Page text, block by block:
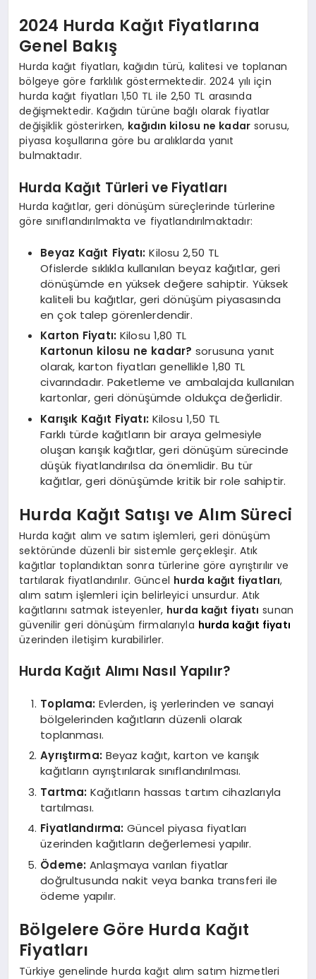
2024 Hurda Kağıt Fiyatlarına
Genel Bakış
Hurda kağıt fiyatları, kağıdın türü, kalitesi ve toplanan
bölgeye göre farklılık göstermektedir. 2024 yılı için
hurda kağıt fiyatları 1,50 TL ile 2,50 TL arasında
değişmektedir. Kağıdın türüne bağlı olarak fiyatlar
değişiklik gösterirken, kağıdın kilosu ne kadar sorusu,
piyasa koşullarına göre bu aralıklarda yanıt
bulmaktadır.
Hurda Kağıt Türleri ve Fiyatları
Hurda kağıtlar, geri dönüşüm süreçlerinde türlerine
göre sınıflandırılmakta ve fiyatlandırılmaktadır:
Beyaz Kağıt Fiyatı: Kilosu 2,50 TL
Ofislerde sıklıkla kullanılan beyaz kağıtlar, geri
dönüşümde en yüksek değere sahiptir. Yüksek
kaliteli bu kağıtlar, geri dönüşüm piyasasında
en çok talep görenlerdendir.
Karton Fiyatı: Kilosu 1,80 TL
Kartonun kilosu ne kadar? sorusuna yanıt
olarak, karton fiyatları genellikle 1,80 TL
civarındadır. Paketleme ve ambalajda kullanılan
kartonlar, geri dönüşümde oldukça değerlidir.
Karışık Kağıt Fiyatı: Kilosu 1,50 TL
Farklı türde kağıtların bir araya gelmesiyle
oluşan karışık kağıtlar, geri dönüşüm sürecinde
düşük fiyatlandırılsa da önemlidir. Bu tür
kağıtlar, geri dönüşümde kritik bir role sahiptir.
Hurda Kağıt Satışı ve Alım Süreci
Hurda kağıt alım ve satım işlemleri, geri dönüşüm
sektöründe düzenli bir sistemle gerçekleşir. Atık
kağıtlar toplandıktan sonra türlerine göre ayrıştırılır ve
tartılarak fiyatlandırılır. Güncel hurda kağıt fiyatları,
alım satım işlemleri için belirleyici unsurdur. Atık
kağıtlarını satmak isteyenler, hurda kağıt fiyatı sunan
güvenilir geri dönüşüm firmalarıyla hurda kağıt fiyatı
üzerinden iletişim kurabilirler.
Hurda Kağıt Alımı Nasıl Yapılır?
Toplama: Evlerden, iş yerlerinden ve sanayi
bölgelerinden kağıtların düzenli olarak
toplanması.
Ayrıştırma: Beyaz kağıt, karton ve karışık
kağıtların ayrıştırılarak sınıflandırılması.
Tartma: Kağıtların hassas tartım cihazlarıyla
tartılması.
Fiyatlandırma: Güncel piyasa fiyatları
üzerinden kağıtların değerlemesi yapılır.
Ödeme: Anlaşmaya varılan fiyatlar
doğrultusunda nakit veya banka transferi ile
ödeme yapılır.
Bölgelere Göre Hurda Kağıt
Fiyatları
Türkiye genelinde hurda kağıt alım satım hizmetleri